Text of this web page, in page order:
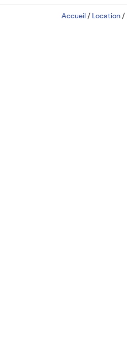
Accueil / Location/